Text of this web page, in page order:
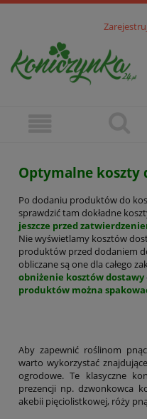
Optymalne koszty
Po dodaniu produktów do
sprawdzić tam dokładne
jeszcze przed
Nie wyświetlamy kosztów
produktów przed dodaniem
obliczane są one dla całego
obniżenie kosztów dostawy
produktów można
Aby zapewnić roślinom
warto wykorzystać
ogrodowe. Te klasyczne
prezencji np. dzwonkowca
akebii pięciolistkowej, róży